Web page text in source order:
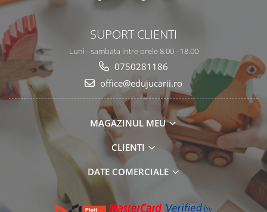
SUPORT CLIENTI
Luni - sambata intre orele 8.00 - 18.00
0750281186
office@edujucarii.ro
MAGAZINUL MEU
CLIENTI
DATE COMERCIALE